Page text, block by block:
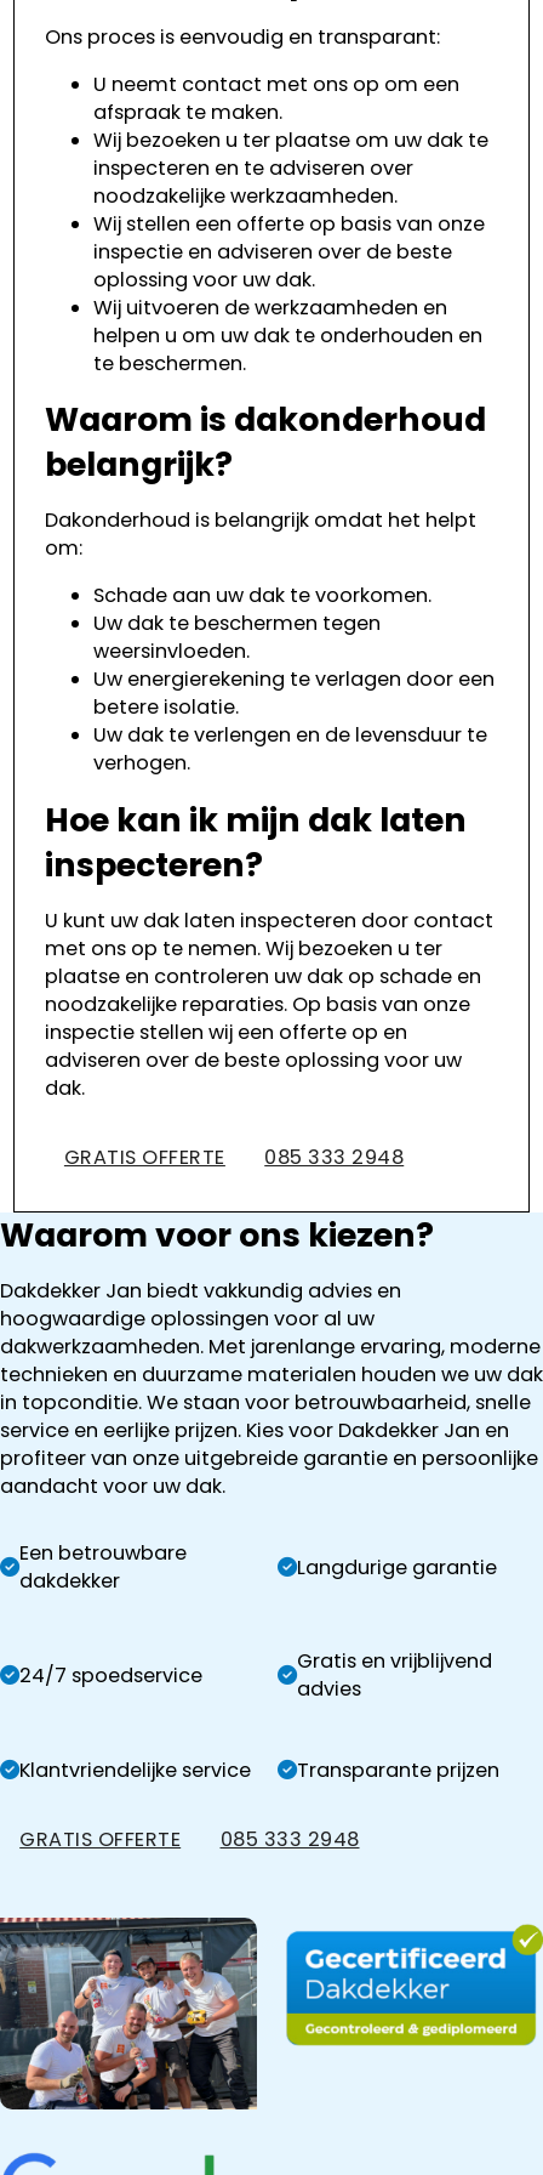
Ons proces is eenvoudig en transparant:
U neemt contact met ons op om een
afspraak te maken.
Wij bezoeken u ter plaatse om uw dak te
inspecteren en te adviseren over
noodzakelijke werkzaamheden.
Wij stellen een offerte op basis van onze
inspectie en adviseren over de beste
oplossing voor uw dak.
Wij uitvoeren de werkzaamheden en
helpen u om uw dak te onderhouden en
te beschermen.
Waarom is dakonderhoud
belangrijk?
Dakonderhoud is belangrijk omdat het helpt
om:
Schade aan uw dak te voorkomen.
Uw dak te beschermen tegen
weersinvloeden.
Uw energierekening te verlagen door een
betere isolatie.
Uw dak te verlengen en de levensduur te
verhogen.
Hoe kan ik mijn dak laten
inspecteren?
U kunt uw dak laten inspecteren door contact
met ons op te nemen. Wij bezoeken u ter
plaatse en controleren uw dak op schade en
noodzakelijke reparaties. Op basis van onze
inspectie stellen wij een offerte op en
adviseren over de beste oplossing voor uw
dak.
GRATIS OFFERTE 085 333 2948
Waarom voor ons kiezen?
Dakdekker Jan biedt vakkundig advies en
hoogwaardige oplossingen voor al uw
dakwerkzaamheden. Met jarenlange ervaring, moderne
technieken en duurzame materialen houden we uw dak
in topconditie. We staan voor betrouwbaarheid, snelle
service en eerlijke prijzen. Kies voor Dakdekker Jan en
profiteer van onze uitgebreide garantie en persoonlijke
aandacht voor uw dak.
Een betrouwbare
dakdekker
Langdurige garantie
24/7 spoedservice
Gratis en vrijblijvend
advies
Klantvriendelijke service Transparante prijzen
GRATIS OFFERTE 085 333 2948